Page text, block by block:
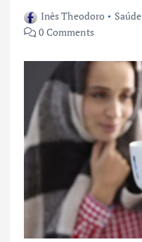
Inês Theodoro Saúde
0 Comments